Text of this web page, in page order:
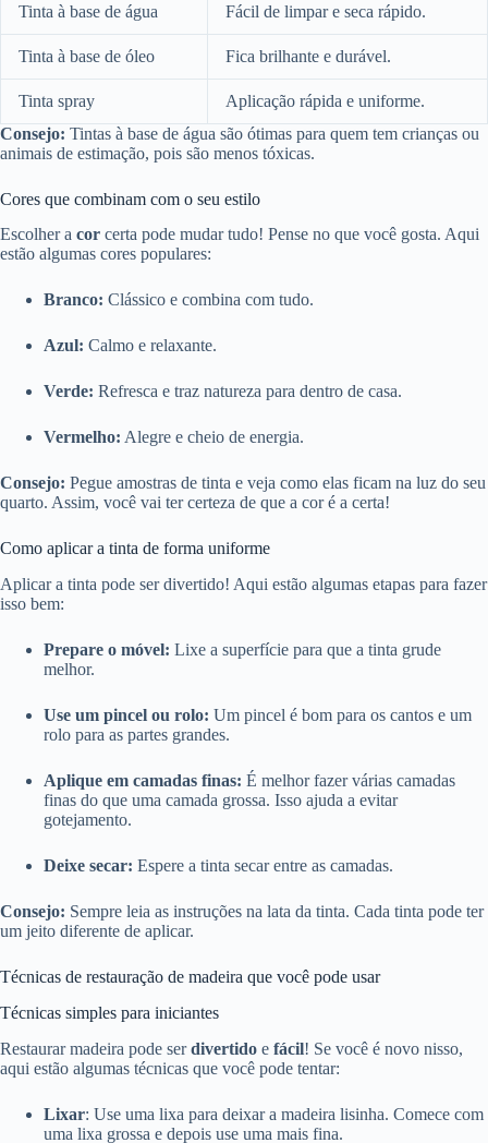
Tinta à base de água Fácil de limpar e seca rápido.
Tinta à base de óleo Fica brilhante e durável.
Tinta spray
Aplicação rápida e uniforme.
Consejo: Tintas à base de água são ótimas para quem tem crianças ou
animais de estimação, pois são menos tóxicas.
Cores que combinam com o seu estilo
Escolher a cor certa pode mudar tudo! Pense no que você gosta. Aqui
estão algumas cores populares:
Branco: Clássico e combina com tudo.
Azul: Calmo e relaxante.
Verde: Refresca e traz natureza para dentro de casa.
Vermelho: Alegre e cheio de energia.
Consejo: Pegue amostras de tinta e veja como elas ficam na luz do seu
quarto. Assim, você vai ter certeza de que a cor é a certa!
Como aplicar a tinta de forma uniforme
Aplicar a tinta pode ser divertido! Aqui estão algumas etapas para fazer
isso bem:
Prepare o móvel: Lixe a superfície para que a tinta grude
melhor.
Use um pincel ou rolo: Um pincel é bom para os cantos e um
rolo para as partes grandes.
Aplique em camadas finas: É melhor fazer várias camadas
finas do que uma camada grossa. Isso ajuda a evitar
gotejamento.
Deixe secar: Espere a tinta secar entre as camadas.
Consejo: Sempre leia as instruções na lata da tinta. Cada tinta pode ter
um jeito diferente de aplicar.
Técnicas de restauração de madeira que você pode usar
Técnicas simples para iniciantes
Restaurar madeira pode serdivertido e fácil! Se você é novo nisso,
aqui estão algumas técnicas que você pode tentar:
Lixar: Use uma lixa para deixar a madeira lisinha. Comece com
uma lixa grossa e depois use uma mais fina.